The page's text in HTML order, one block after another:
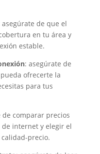
asegúrate de que el
en tu área y
estable.
: asegúrate de
ofrecerte la
para tus
de comparar precios
internet y elegir el
precio.